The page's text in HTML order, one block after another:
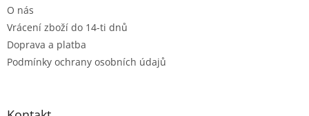
p
i
O nás
Vrácení zboží do 14-ti dnů
Doprava a platba
Podmínky ochrany osobních údajů